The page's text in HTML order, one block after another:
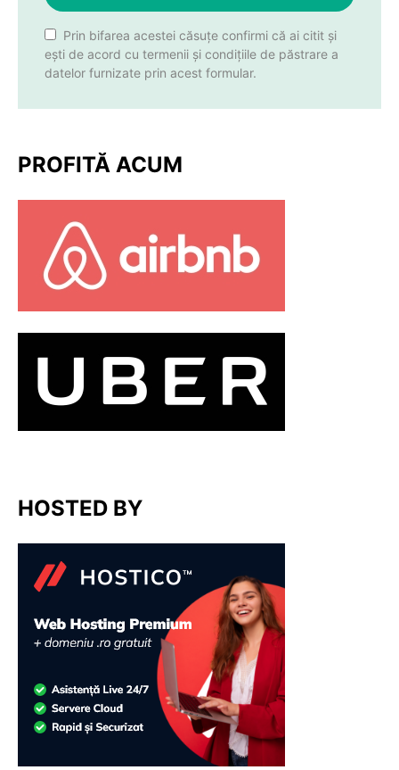
Prin bifarea acestei căsuțe confirmi că ai citit și
ești de acord cu termenii și condițiile de păstrare a
datelor furnizate prin acest formular.
PROFITĂ ACUM
HOSTED BY